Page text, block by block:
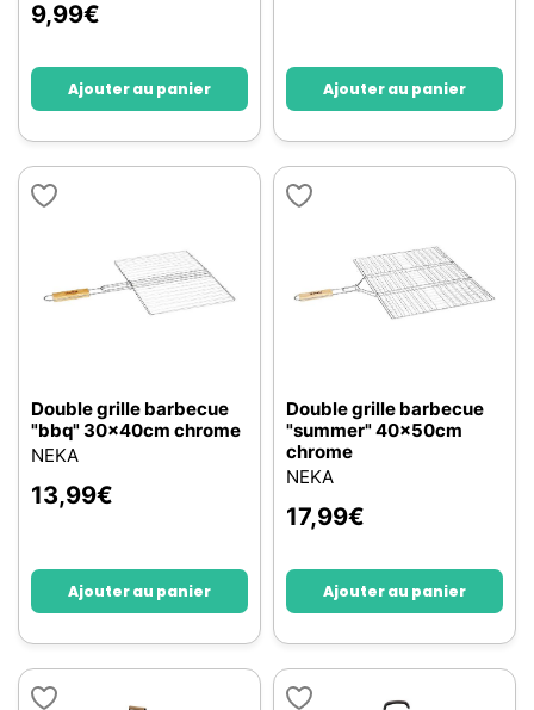
9,99€
Ajouter au panier Ajouter au panier
Double grille barbecue
"bbq" 30x40cm chrome
NEKA
13,99€
Ajouter au panier
Double grille barbecue
"summer" 40x50cm
chrome
NEKA
17,99€
Ajouter au panier